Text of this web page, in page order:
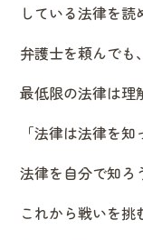
している法律を読
弁護士を頼んでも
最低限の法律は理
「法律は法律を
法律を自分で知ろ
これから戦いを挑